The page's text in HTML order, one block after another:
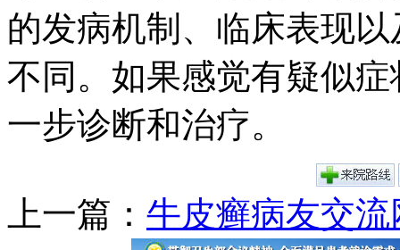
的发病机制、临床表现
不同。如果感觉有疑似
一步诊断和治疗。
上一篇： 牛皮癣病友交流